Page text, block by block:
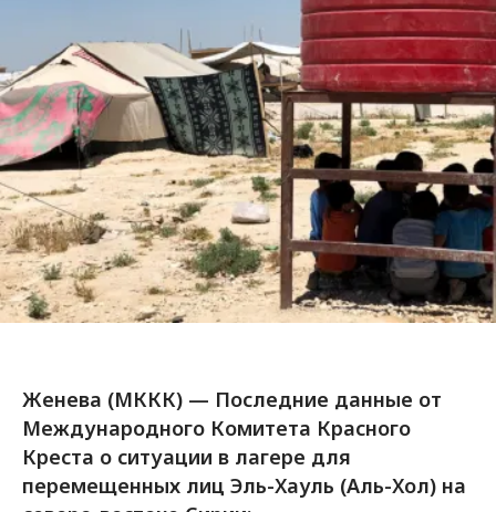
Женева (МККК) — Последние данные от
Международного Комитета Красного
Креста о ситуации в лагере для
перемещенных лиц Эль-Хауль (Аль-Хол) на